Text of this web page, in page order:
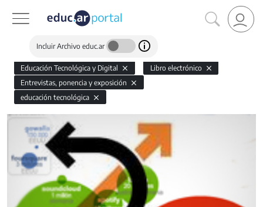
Incluir Archivo educ.ar
Educación Tecnológica y Digital
Libro electrónico
Entrevistas, ponencia y exposición
educación tecnológica